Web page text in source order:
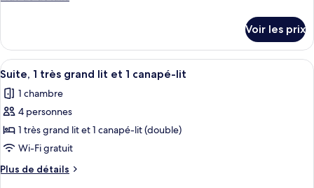
de
Suite,
plusieurs
lits
le
type
de
Suite,
plusieurs
Voir les prix
Afficher
toutes
les
photos
pour
ce
type
de
Une chambre d’hôtel équipée d’un
3
Suite, 1 très grand lit et 1 canapé-lit
1 chambre
4 personnes
1 très grand lit et 1 canapé-lit (double)
Wi-Fi gratuit
Plus de détails
Plus